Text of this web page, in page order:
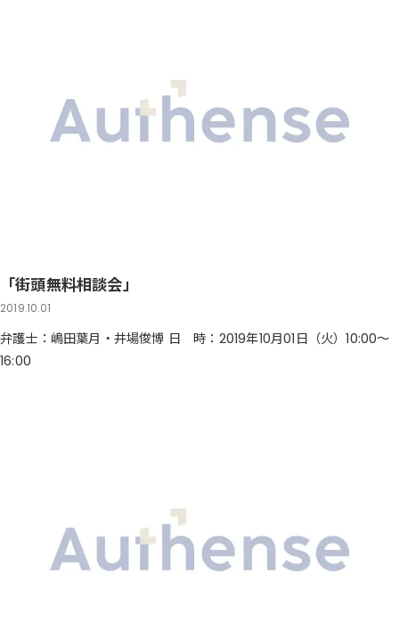
「街頭無料相談会」
2019.10.01
弁護士：嶋田葉月・井場俊博 日 時：2019年10月01日（火）10:00～
16:00